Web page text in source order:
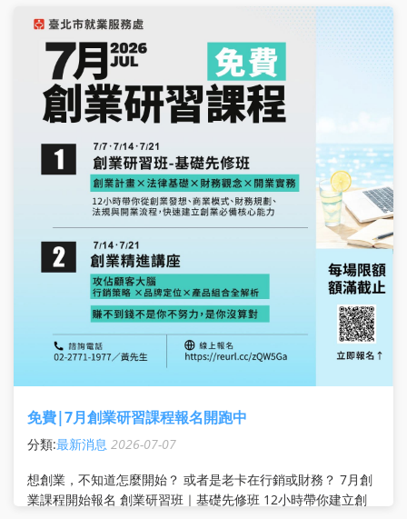
定要換健保，其實不一定！ 暑假短期打工（未超過3個月），
你可以依自身情
免費|7月創業研習課程報名開跑中
分類:最新消息 2026-07-07
想創業，不知道怎麼開始？ 或者是老卡在行銷或財務？ 7月創
業課程開始報名 創業研習班｜基礎先修班 12小時帶你建立創